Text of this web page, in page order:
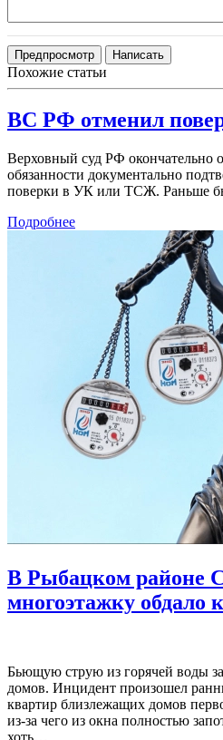
Похожие статьи
ВС РФ отменил
Верховный суд РФ окончательно
обязанности документально
поверки в УК или ТСЖ. Раньше
Подробнее
В Рыбацком районе
многоэтажку обдало
Бьющую струю из горячей воды
домов. Инцидент произошел
квартир близлежащих домов
из-за чего из окна полностью
хоть…